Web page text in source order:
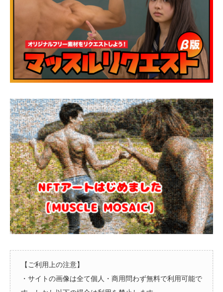
【ご利用上の注意】
・サイトの画像は全て個人・商用問わず無料で利用可能で